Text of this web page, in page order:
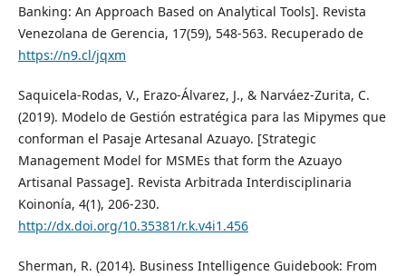
Banking: An Approach Based on Analytical Tools]. Revista
Venezolana de Gerencia, 17(59), 548-563. Recuperado de
https://n9.cl/jqxm
Saquicela-Rodas, V., Erazo-Álvarez, J., & Narváez-Zurita, C.
(2019). Modelo de Gestión estratégica para las Mipymes que
conforman el Pasaje Artesanal Azuayo. [Strategic
Management Model for MSMEs that form the Azuayo
Artisanal Passage]. Revista Arbitrada Interdisciplinaria
Koinonía, 4(1), 206-230.
http://dx.doi.org/10.35381/r.k.v4i1.456
Sherman, R. (2014). Business Intelligence Guidebook: From